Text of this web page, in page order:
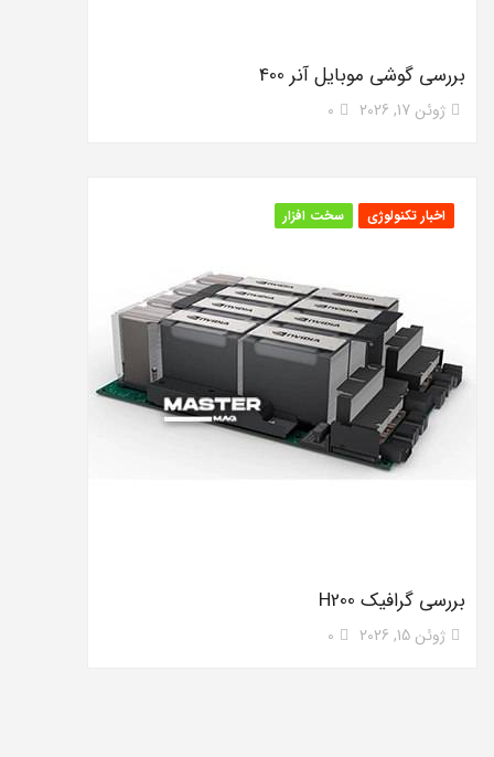
بررسی گوشی موبایل آنر 400
ژوئن 17, 2026 0
اخبار تکنولوژی سخت افزار
بررسی گرافیک H200
ژوئن 15, 2026 0